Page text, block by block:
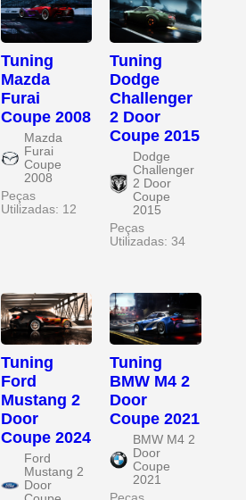
Tuning
Mazda
Furai
Coupe 2008
Mazda
Furai
Coupe
2008
Peças
Utilizadas: 12
Tuning
Dodge
Challenger
2 Door
Coupe 2015
Dodge
Challenger
2 Door
Coupe
2015
Peças
Utilizadas: 34
Tuning
Ford
Mustang 2
Door
Coupe 2024
Ford
Mustang 2
Door
Tuning
BMW M4 2
Door
Coupe 2021
BMW M4 2
Door
Coupe
2021